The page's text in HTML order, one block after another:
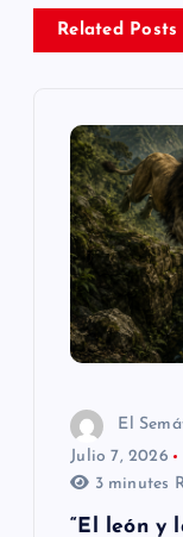
Related Posts
El
Julio 7, 2026
3 minutes
“El león y